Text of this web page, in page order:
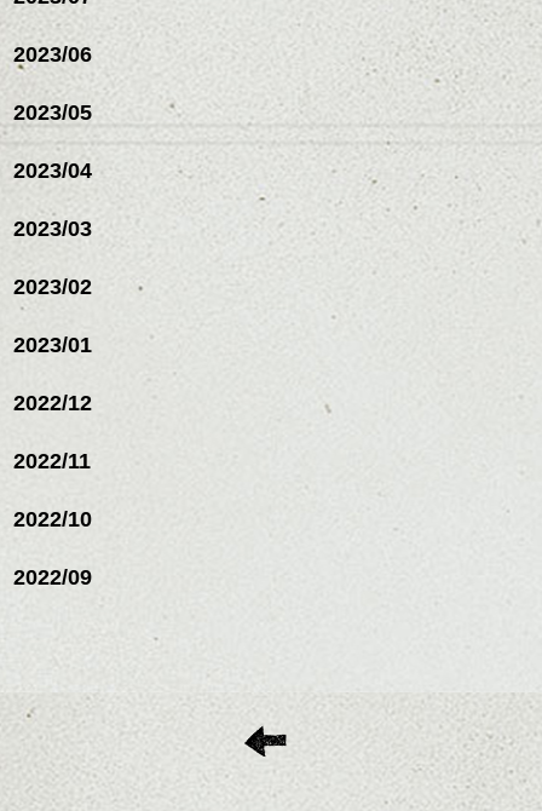
2023/06
2023/05
2023/04
2023/03
2023/02
2023/01
2022/12
2022/11
2022/10
2022/09